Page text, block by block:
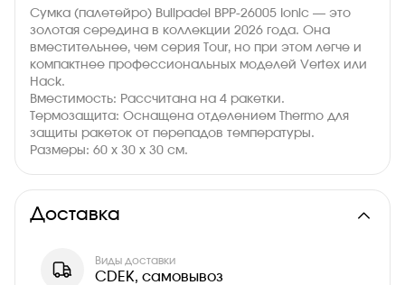
Сумка (палетейро) Bullpadel BPP-26005 Ionic — это
золотая середина в коллекции 2026 года. Она
вместительнее, чем серия Tour, но при этом легче и
компактнее профессиональных моделей Vertex или
Hack.
Вместимость: Рассчитана на 4 ракетки.
Термозащита: Оснащена отделением Thermo для
защиты ракеток от перепадов температуры.
Размеры: 60 x 30 x 30 см.
Доставка
Виды доставки
CDEK, самовывоз